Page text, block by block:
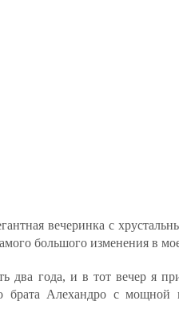
вечеринка с
большого изменения в
два года, и в тот вечер я
брата Алехандро с мощной